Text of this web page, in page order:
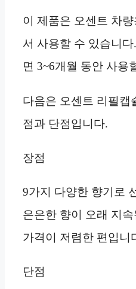
이 제품은 오센트 차
서 사용할 수 있습니
면 3~6개월 동안 사용
다음은 오센트 리필캡
점과 단점입니다.
장점
9가지 다양한 향기로
은은한 향이 오래 지
가격이 저렴한 편입니
단점